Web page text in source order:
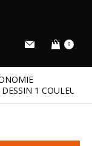
0
1 COULEUR